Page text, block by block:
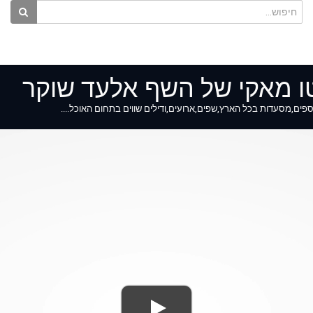
מאקי של השף אלעד שוקר